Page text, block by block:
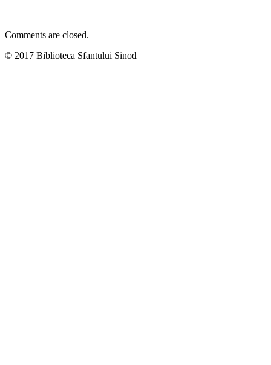
Comments are closed.
© 2017 Biblioteca Sfantului Sinod